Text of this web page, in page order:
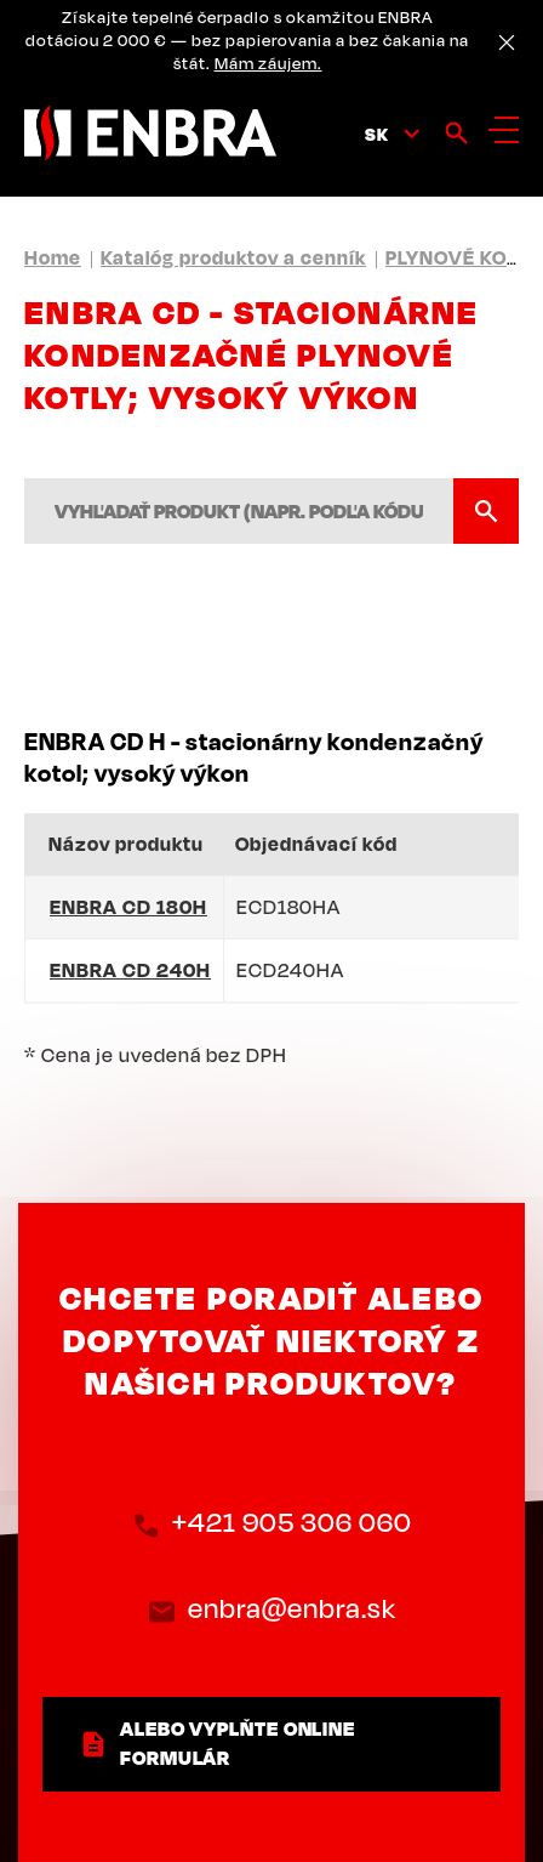
Získajte tepelné čerpadlo s okamžitou ENBRA
dotáciou 2 000 € — bez papierovania a bez čakania na
štát. Mám záujem.
SK
BREADCRUMB
Home Katalóg produktov a cenník PLYNOVÉ KOTLY
ENBRA CD - STACIONÁRNE
KONDENZAČNÉ PLYNOVÉ
KOTLY; VYSOKÝ VÝKON
ENBRA CD H - stacionárny kondenzačný
kotol; vysoký výkon
Názov produktu Objednávací kód
ENBRA CD 180H ECD180HA
ENBRA CD 240H ECD240HA
* Cena je uvedená bez DPH
CHCETE PORADIŤ ALEBO
DOPYTOVAŤ NIEKTORÝ Z
NAŠICH PRODUKTOV?
+421 905 306 060
enbra@enbra.sk
ALEBO VYPLŇTE ONLINE
FORMULÁR